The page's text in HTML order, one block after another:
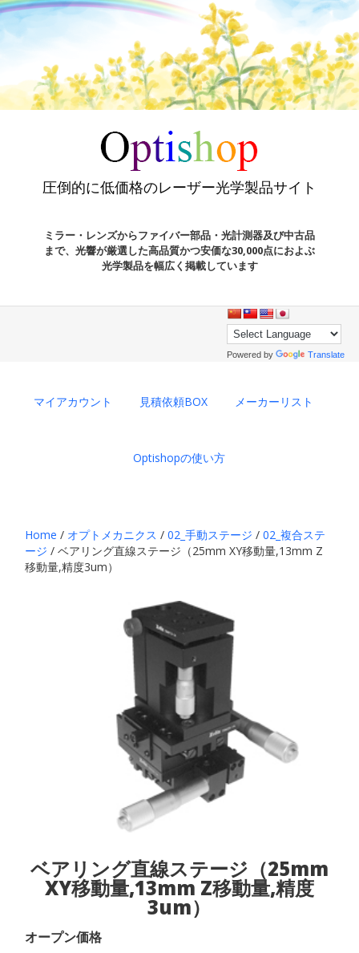
圧倒的に低価格のレーザー光学製品サイト
ミラー・レンズからファイバー部品・光計測器及び中古品
まで、光響が厳選した高品質かつ安価な30,000点におよぶ
光学製品を幅広く掲載しています
Powered by Translate
マイアカウント 見積依頼BOX メーカーリスト
Optishopの使い方
Home / オプトメカニクス /02_手動ステージ /02_複合ステ
ージ / ベアリング直線ステージ（25mm XY移動量,13mm Z
移動量,精度3um）
ベアリング直線ステージ（25mm
XY移動量,13mm Z移動量,精度
3um）
オープン価格